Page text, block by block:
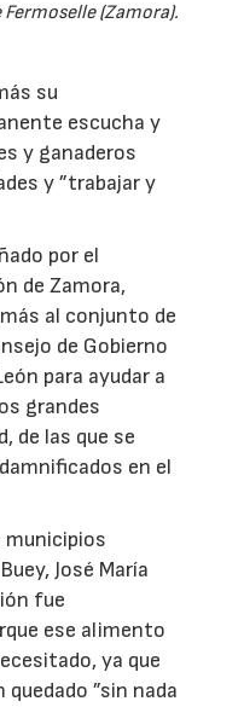
(Zamora).
su
escucha y
y ganaderos
y ”trabajar y
por el
de Zamora,
al conjunto de
de Gobierno
para ayudar a
grandes
de las que se
en el
municipios
José María
fue
ese alimento
ya que
”sin nada